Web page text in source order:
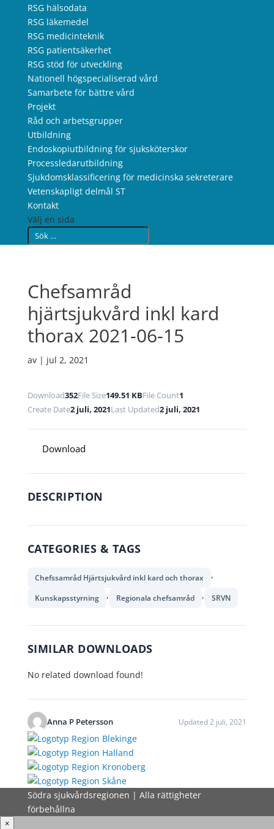
RSG hälsodata
RSG läkemedel
RSG medicinteknik
RSG patientsäkerhet
RSG stöd för utveckling
Nationell högspecialiserad vård
Samarbete för bättre vård
Projekt
Råd och arbetsgrupper
Utbildning
Endoskopiutbildning för sjuksköterskor
Processledarutbildning
Sjukdomsklassificering för medicinska sekreterare
Vetenskapligt delmål ST
Kontakt
Välj en sida
Chefsamråd
hjärtsjukvård inkl kard
thorax 2021-06-15
av | jul 2, 2021
Download352File Size149.51 KBFile Count1
Create Date2 juli, 2021Last Updated2 juli, 2021
Download
DESCRIPTION
CATEGORIES & TAGS
Chefssamråd Hjärtsjukvård inkl kard och thorax ,
Kunskapsstyrning , Regionala chefsamråd , SRVN
SIMILAR DOWNLOADS
No related download found!
Anna P Petersson Updated 2 juli, 2021
Södra sjukvårdsregionen | Alla rättigheter
förbehållna
×